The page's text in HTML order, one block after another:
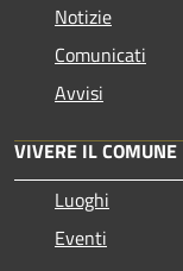
Notizie
Comunicati
Avvisi
VIVERE IL COMUNE
Luoghi
Eventi